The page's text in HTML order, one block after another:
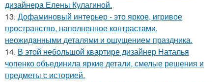
дизайнера Елены Кулагиной.
13. Дофаминовый интерьер - это яркое, игривое
пространство, наполненное контрастами,
неожиданными деталями и ощущением праздника.
14. В этой небольшой квартире дизайнер Наталья
чопенко объединила яркие детали, смелые решения и
предметы с историей.